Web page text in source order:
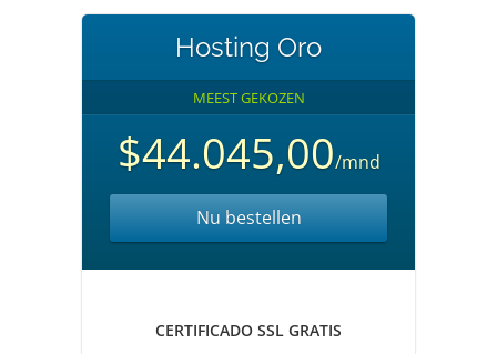
Hosting Oro
MEEST GEKOZEN
$44.045,00/mnd
Nu bestellen
CERTIFICADO SSL GRATIS